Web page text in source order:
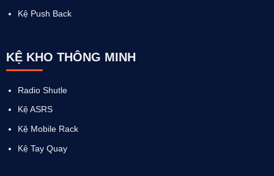
Kệ Push Back
KỆ KHO THÔNG MINH
Radio Shutle
Kệ ASRS
Kệ Mobile Rack
Kệ Tay Quay